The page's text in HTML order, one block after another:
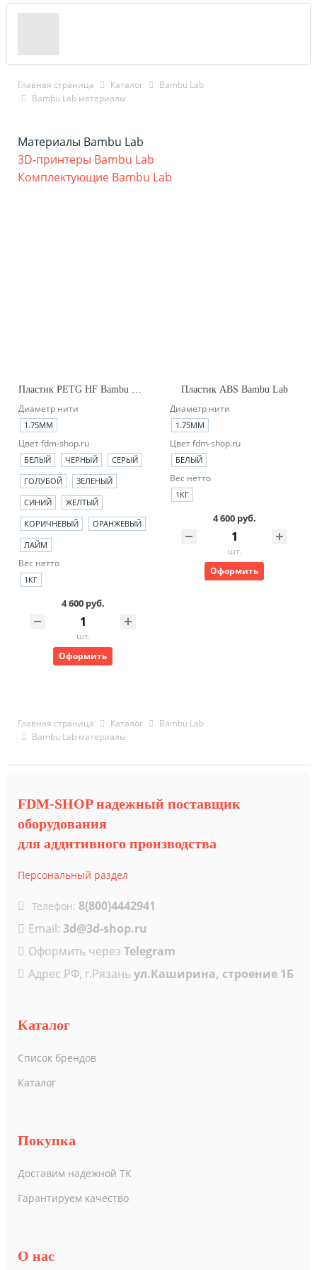
Главная страница Каталог
Bambu Lab
Bambu Lab материалы
Материалы Bambu Lab
3D-принтеры Bambu Lab
Комплектующие Bambu Lab
Пластик PETG HF Bambu Lab (no_spool)
Диаметр нити
1.75ММ
Цвет fdm-shop.ru
БЕЛЫЙ ЧЕРНЫЙ
СЕРЫЙ
ГОЛУБОЙ
ЗЕЛЕНЫЙ
СИНИЙ
ЖЕЛТЫЙ
КОРИЧНЕВЫЙ
ОРАНЖЕВЫЙ
ЛАЙМ
Вес нетто
1КГ
4 600 руб.
шт.
Оформить
Пластик ABS Bambu Lab
Диаметр нити
1.75ММ
Цвет fdm-shop.ru
БЕЛЫЙ
Вес нетто
1КГ
4 600 руб.
шт.
Оформить
Главная страница Каталог
Bambu Lab
Bambu Lab материалы
FDM-SHOP надежный поставщик
оборудования
для аддитивного производства
Персональный раздел
Телефон: 8(800)4442941
Email: 3d@3d-shop.ru
Оформить через Telegram
Адрес РФ, г.Рязаньул.Каширина, строение 1Б
Каталог
Список брендов
Каталог
Покупка
Доставим надежной ТК
Гарантируем качество
О нас